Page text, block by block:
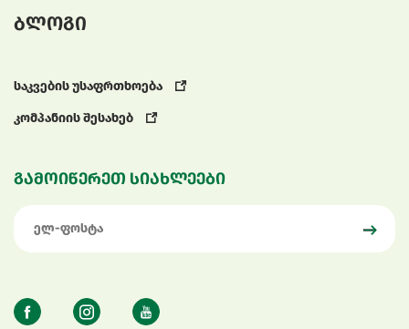
ბლოგი
საკვების უსაფრთხოება
კომპანიის შესახებ
გამოიწერეთ სიახლეები